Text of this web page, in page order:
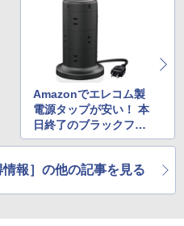
Amazonでエレコム製
電源タップが安い！ 本
日終了のブラックフラ
イデーセール
情報］の他の記事を見る